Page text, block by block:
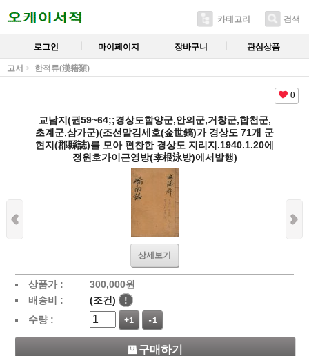
카테고리 검색
로그인 마이페이지 장바구니 관심상품
고서 한적류(漢籍類)
0
교남지(권59~64;;경상도함양군,안의군,거창군,합천군,
초계군,삼가군)(조선말김세호(金世鎬)가 경상도 71개 군
현지(郡縣誌)를 모아 편찬한 경상도 지리지.1940.1.20에
정원호가이근영방(李根泳방)에서발행)
상세보기
상품가 : 300,000원
배송비 :
(조건)
!
수량 :
+1 -1
구매하기